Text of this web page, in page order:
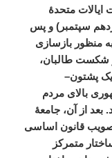
ایالات متحدۀ
سپتمبر)و پس
منظور بازسازی
شکست طالبان،
یک پشتون–
بالای مردم
.بعد از آن، جامعۀ
قانون اساسی
متمرکز